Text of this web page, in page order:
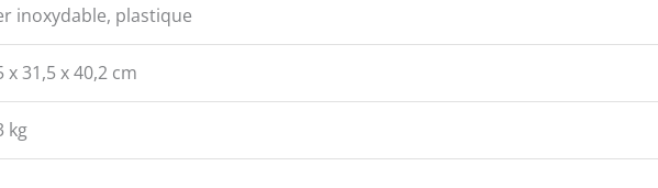
inoxydable, plastique
x 31,5 x 40,2 cm
kg